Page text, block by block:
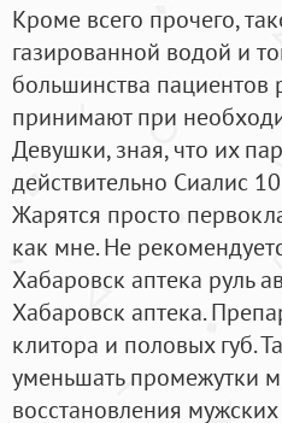
Кроме всего прочего,
газированной водой и
большинства пациентов
принимают при
Девушки, зная, что их
действительно Сиалис
Жарятся просто
как мне. Не
Хабаровск аптека руль
Хабаровск аптека.
клитора и половых губ.
уменьшать промежутки
восстановления